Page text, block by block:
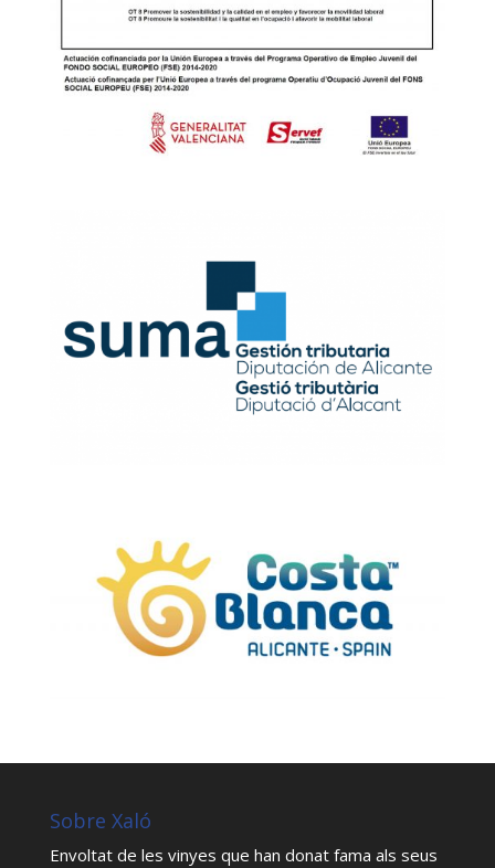
Sobre Xaló
Envoltat de les vinyes que han donat fama als seus